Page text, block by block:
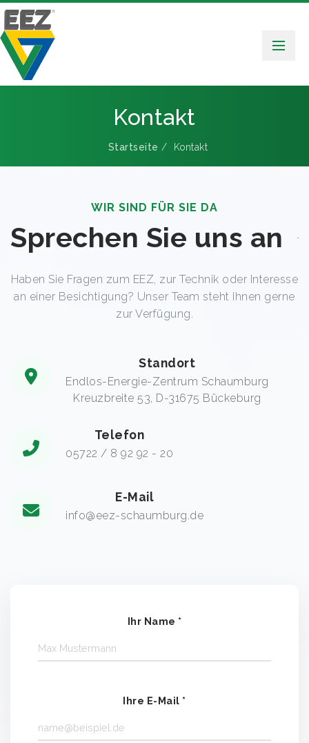
Kontakt
Startseite / Kontakt
WIR SIND FÜR SIE DA
Sprechen Sie uns an
Haben Sie Fragen zum EEZ, zur Technik oder Interesse
an einer Besichtigung? Unser Team steht Ihnen gerne
zur Verfügung.
Standort
Endlos-Energie-Zentrum Schaumburg
Kreuzbreite 53, D-31675 Bückeburg
Telefon
05722 / 8 92 92 - 20
E-Mail
info@eez-schaumburg.de
Ihr Name *
Ihre E-Mail *